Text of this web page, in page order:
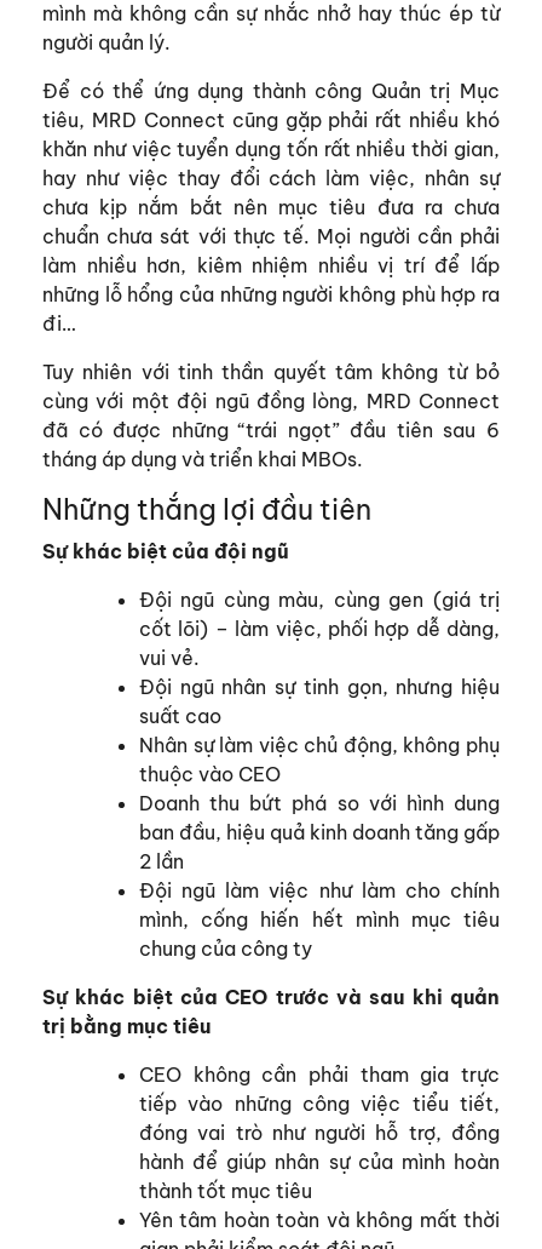
mình mà không cần sự nhắc nhở hay thúc ép từ
người quản lý.
Để có thể ứng dụng thành công Quản trị Mục
tiêu, MRD Connect cũng gặp phải rất nhiều khó
khăn như việc tuyển dụng tốn rất nhiều thời gian,
hay như việc thay đổi cách làm việc, nhân sự
chưa kịp nắm bắt nên mục tiêu đưa ra chưa
chuẩn chưa sát với thực tế. Mọi người cần phải
làm nhiều hơn, kiêm nhiệm nhiều vị trí để lấp
những lỗ hổng của những người không phù hợp ra
đi…
Tuy nhiên với tinh thần quyết tâm không từ bỏ
cùng với một đội ngũ đồng lòng, MRD Connect
đã có được những “trái ngọt” đầu tiên sau 6
tháng áp dụng và triển khai MBOs.
Những thắng lợi đầu tiên
Sự khác biệt của đội ngũ
Đội ngũ cùng màu, cùng gen (giá trị
cốt lõi) – làm việc, phối hợp dễ dàng,
vui vẻ.
Đội ngũ nhân sự tinh gọn, nhưng hiệu
suất cao
Nhân sự làm việc chủ động, không phụ
thuộc vào CEO
Doanh thu bứt phá so với hình dung
ban đầu, hiệu quả kinh doanh tăng gấp
2 lần
Đội ngũ làm việc như làm cho chính
mình, cống hiến hết mình mục tiêu
chung của công ty
Sự khác biệt của CEO trước và sau khi quản
trị bằng mục tiêu
CEO không cần phải tham gia trực
tiếp vào những công việc tiểu tiết,
đóng vai trò như người hỗ trợ, đồng
hành để giúp nhân sự của mình hoàn
thành tốt mục tiêu
Yên tâm hoàn toàn và không mất thời